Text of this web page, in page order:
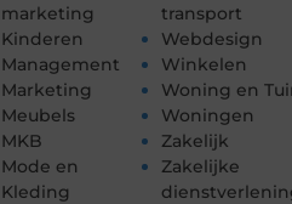
marketing
Kinderen
Management
Marketing
Meubels
MKB
Mode en
Kleding
transport
Webdesign
Winkelen
Woning en
Woningen
Zakelijk
Zakelijke